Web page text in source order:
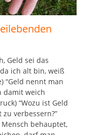
Geld sei das
ich alt bin, weiß
“Geld nennt man
damit weich
“Wozu ist Geld
verbessern?”
Mensch behauptet,